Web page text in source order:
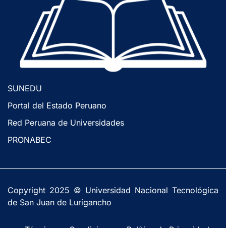
SUNEDU
Portal del Estado Peruano
Red Peruana de Universidades
PRONABEC
Copyright 2025 © Universidad Nacional Tecnológica
de San Juan de Lurigancho